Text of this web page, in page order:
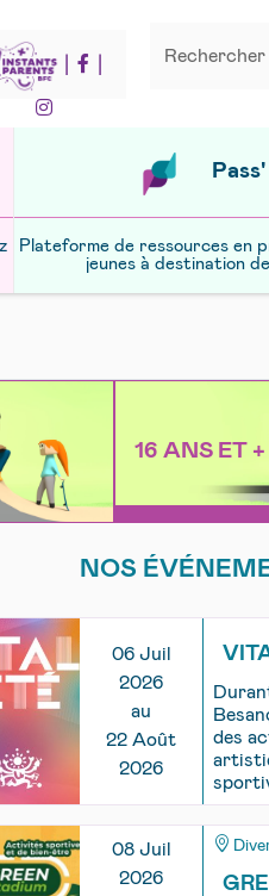
Rechercher
Plateforme de ressources en
jeunes à destination
16 ANS ET +
NOS
06 Juil
2026
au
22 Août
2026
des
08 Juil
2026